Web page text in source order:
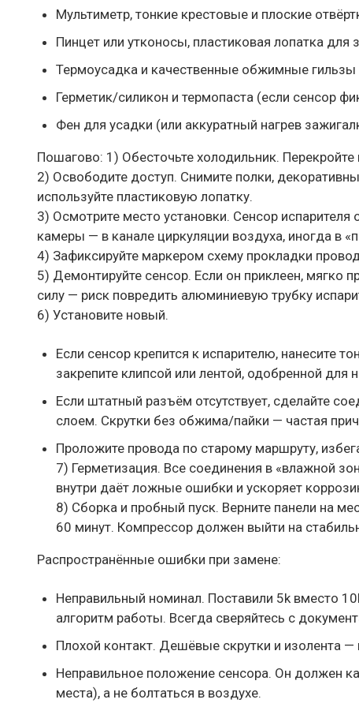
Мультиметр, тонкие крестовые и плоские
Пинцет или утконосы, пластиковая лопатка для
Термоусадка и качественные обжимные
Герметик/силикон и термопаста (если сенсор
Фен для усадки (или аккуратный нагрев
Пошагово: 1) Обесточьте холодильник. Перекройте
2) Освободите доступ. Снимите полки,
используйте пластиковую лопатку.
3) Осмотрите место установки. Сенсор
камеры — в канале циркуляции воздуха, иногда в
4) Зафиксируйте маркером схему прокладки
5) Демонтируйте сенсор. Если он приклеен, мягко
силу — риск повредить алюминиевую трубку
6) Установите новый.
Если сенсор крепится к испарителю, нанесите
закрепите клипсой или лентой, одобренной для
Если штатный разъём отсутствует, сделайте
слоем. Скрутки без обжима/пайки — частая
Проложите провода по старому маршруту,
7) Герметизация. Все соединения в «влажной
внутри даёт ложные ошибки и ускоряет
8) Сборка и пробный пуск. Верните панели на
60 минут. Компрессор должен выйти на
Распространённые ошибки при замене:
Неправильный номинал. Поставили 5k вместо
алгоритм работы. Всегда сверяйтесь с
Плохой контакт. Дешёвые скрутки и изолента
Неправильное положение сенсора. Он должен
места), а не болтаться в воздухе.